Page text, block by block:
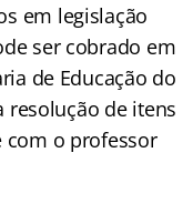
em legislação
ser cobrado em
de Educação do
resolução de itens
com o professor